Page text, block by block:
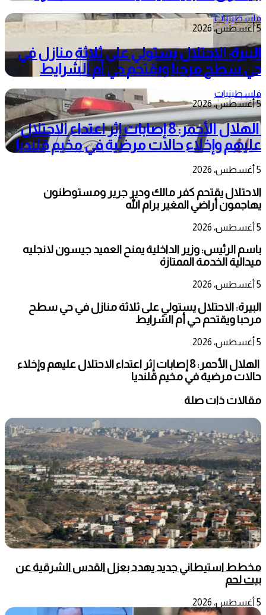
فلسطينيات
5 أغسطس، 2026
البيرة: الاحتلال يستولي على ثلاثة منازل في
حي سطح مرحبا ويقتحم حي أم الشرايط
فلسطينيات
5 أغسطس، 2026
الهلال الأحمر: 8 إصابات إثر اعتداء الاحتلال
عليهم وإخلاء حالات مرضية في مخيم قلنديا
5 أغسطس، 2026
الاحتلال يقتحم كفر مالك ودير جرير ومستوطنون
يهاجمون أراضي المغير برام الله
5 أغسطس، 2026
باسم الرئيس: وزير الداخلية يمنح العميد جيسون لانجليه
ميدالية الخدمة الممتازة
5 أغسطس، 2026
البيرة: الاحتلال يستولي على ثلاثة منازل في حي سطح
مرحبا ويقتحم حي أم الشرايط
5 أغسطس، 2026
الهلال الأحمر: 8 إصابات إثر اعتداء الاحتلال عليهم وإخلاء
حالات مرضية في مخيم قلنديا
مقالات ذات صلة
مخطط استيطاني جديد يهدد بعزل القدس الشرقية عن
بيت لحم
5 أغسطس، 2026